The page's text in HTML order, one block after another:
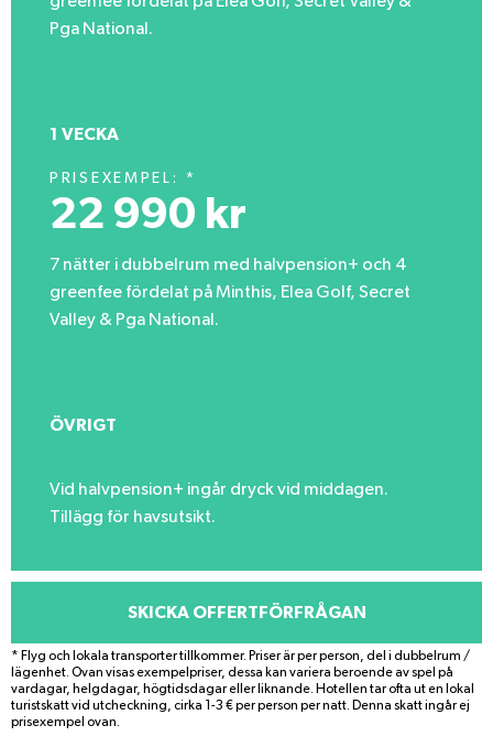
Pga National.
1 VECKA
PRISEXEMPEL: *
22 990 kr
7 nätter i dubbelrum med halvpension+ och 4
greenfee fördelat på Minthis, Elea Golf, Secret
Valley & Pga National.
ÖVRIGT
Vid halvpension+ ingår dryck vid middagen.
Tillägg för havsutsikt.
SKICKA OFFERTFÖRFRÅGAN
* Flyg och lokala transporter tillkommer. Priser är per person, del i dubbelrum /
lägenhet. Ovan visas exempelpriser, dessa kan variera beroende av spel på
vardagar, helgdagar, högtidsdagar eller liknande. Hotellen tar ofta ut en lokal
turistskatt vid utcheckning, cirka 1-3 € per person per natt. Denna skatt ingår ej
prisexempel ovan.